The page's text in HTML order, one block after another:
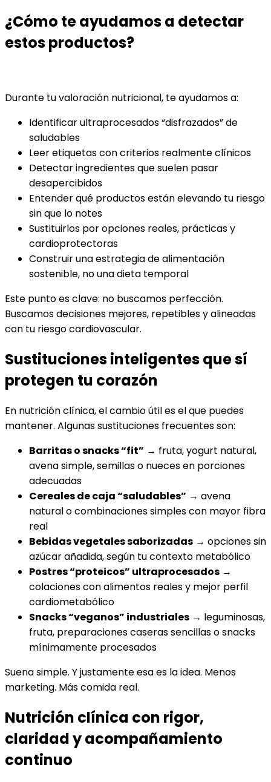
¿Cómo te ayudamos a detectar
estos productos?
Durante tu valoración nutricional, te ayudamos a:
Identificar ultraprocesados “disfrazados” de
saludables
Leer etiquetas con criterios realmente clínicos
Detectar ingredientes que suelen pasar
desapercibidos
Entender qué productos están elevando tu riesgo
sin que lo notes
Sustituirlos por opciones reales, prácticas y
cardioprotectoras
Construir una estrategia de alimentación
sostenible, no una dieta temporal
Este punto es clave: no buscamos perfección.
Buscamos decisiones mejores, repetibles y alineadas
con tu riesgo cardiovascular.
Sustituciones inteligentes que sí
protegen tu corazón
En nutrición clínica, el cambio útil es el que puedes
mantener. Algunas sustituciones frecuentes son:
Barritas o snacks “fit” → fruta, yogurt natural,
avena simple, semillas o nueces en porciones
adecuadas
Cereales de caja “saludables” → avena
natural o combinaciones simples con mayor fibra
real
Bebidas vegetales saborizadas → opciones sin
azúcar añadida, según tu contexto metabólico
Postres “proteicos” ultraprocesados →
colaciones con alimentos reales y mejor perfil
cardiometabólico
Snacks “veganos” industriales → leguminosas,
fruta, preparaciones caseras sencillas o snacks
mínimamente procesados
Suena simple. Y justamente esa es la idea. Menos
marketing. Más comida real.
Nutrición clínica con rigor,
claridad y acompañamiento
continuo